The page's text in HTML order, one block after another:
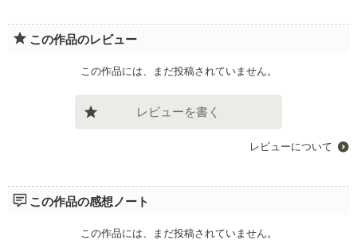
この作品のレビュー
この作品には、まだ投稿されていません。
レビューを書く
レビューについて
この作品の感想ノート
この作品には、まだ投稿されていません。